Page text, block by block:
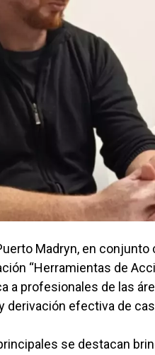
Madryn, en
“Herramientas de
a profesionales de las
derivación efectiva de
se destacan